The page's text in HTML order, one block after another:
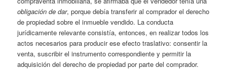
obligación de dar, porque debía transferir al comprador el derecho
de propiedad sobre el inmueble vendido. La conducta
jurídicamente relevante consistía, entonces, en realizar todos los
actos necesarios para producir ese efecto traslativo: consentir la
venta, suscribir el instrumento correspondiente y permitir la
adquisición del derecho de propiedad por parte del comprador.